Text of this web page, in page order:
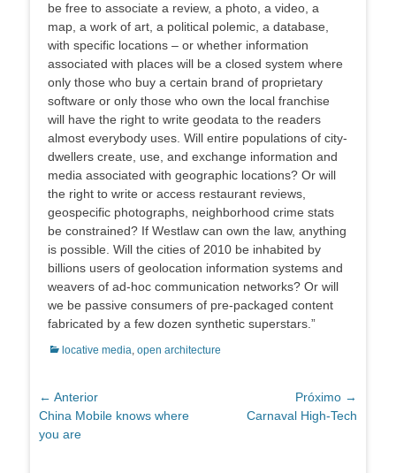
be free to associate a review, a photo, a video, a
map, a work of art, a political polemic, a database,
with specific locations – or whether information
associated with places will be a closed system where
only those who buy a certain brand of proprietary
software or only those who own the local franchise
will have the right to write geodata to the readers
almost everybody uses. Will entire populations of city-
dwellers create, use, and exchange information and
media associated with geographic locations? Or will
the right to write or access restaurant reviews,
geospecific photographs, neighborhood crime stats
be constrained? If Westlaw can own the law, anything
is possible. Will the cities of 2010 be inhabited by
billions users of geolocation information systems and
weavers of ad-hoc communication networks? Or will
we be passive consumers of pre-packaged content
fabricated by a few dozen synthetic superstars.”
Categorias:
locative media, open architecture
Navegação
de
Post
← Anterior
Post
anterior:
China Mobile knows where
you are
Próximo →
Carnaval High-Tech